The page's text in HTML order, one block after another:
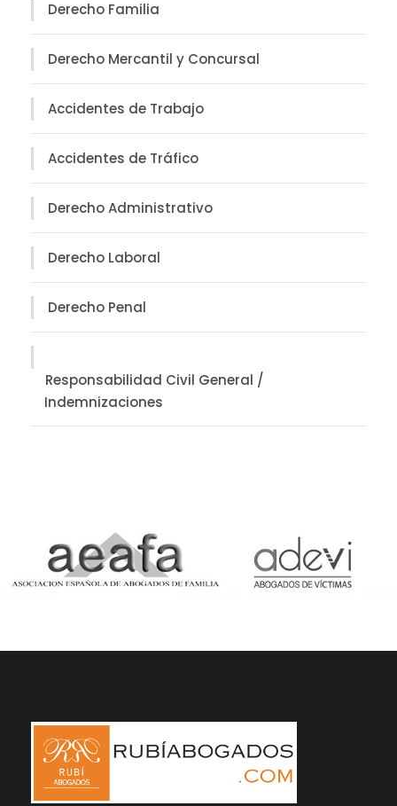
Derecho Familia
Derecho Mercantil y Concursal
Accidentes de Trabajo
Accidentes de Tráfico
Derecho Administrativo
Derecho Laboral
Derecho Penal
Responsabilidad Civil General /
Indemnizaciones